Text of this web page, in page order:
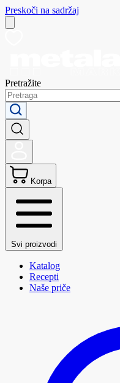
Preskoči na sadržaj
Pretražite
Korpa
Svi proizvodi
Katalog
Recepti
Naše priče